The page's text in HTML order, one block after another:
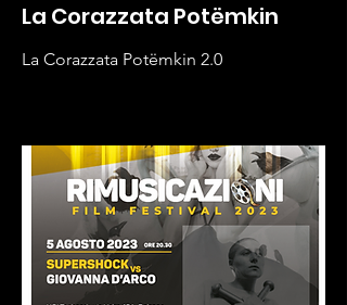
La Corazzata Potëmkin
La Corazzata Potëmkin 2.0